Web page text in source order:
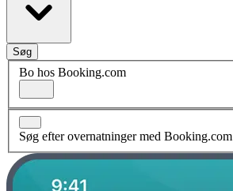
Søg
Bo hos Booking.com
Søg efter overnatninger med Booking.com